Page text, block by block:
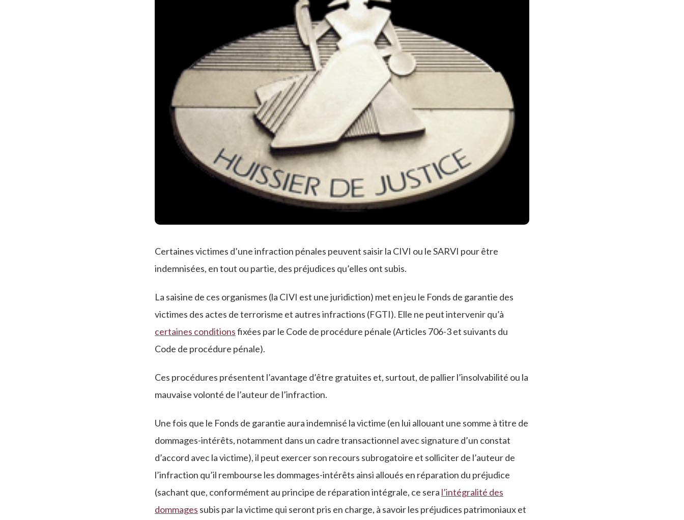
Certaines victimes d’une infraction pénales peuvent saisir la CIVI ou le SARVI pour être
indemnisées, en tout ou partie, des préjudices qu’elles ont subis.
La saisine de ces organismes (la CIVI est une juridiction) met en jeu le Fonds de garantie des
victimes des actes de terrorisme et autres infractions (FGTI). Elle ne peut intervenir qu’à
certaines conditionsfixées par le Code de procédure pénale (Articles 706-3 et suivants du
Code de procédure pénale).
Ces procédures présentent l’avantage d’être gratuites et, surtout, de pallier l’insolvabilité ou la
mauvaise volonté de l’auteur de l’infraction.
Une fois que le Fonds de garantie aura indemnisé la victime (en lui allouant une somme à titre de
dommages-intérêts, notamment dans un cadre transactionnel avec signature d’un constat
d’accord avec la victime), il peut exercer son recours subrogatoire et solliciter de l’auteur de
l’infraction qu’il rembourse les dommages-intérêts ainsi alloués en réparation du préjudice
(sachant que, conformément au principe de réparation intégrale, ce sera l’intégralité des
dommages subis par la victime qui seront pris en charge, à savoir les préjudices patrimoniaux et